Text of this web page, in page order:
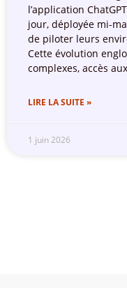
l’application
jour, déployée mi-
de piloter leurs
Cette évolution
complexes, accès
LIRE LA SUITE »
1 juin 2026